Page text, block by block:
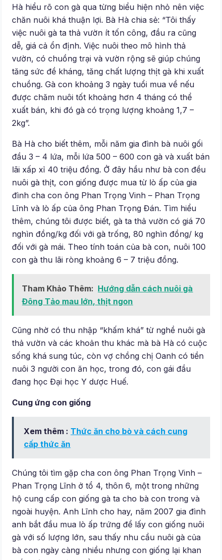
Hà hiểu rõ con gà qua từng biểu hiện nhỏ nên việc
chăn nuôi khá thuận lợi. Bà Hà chia sẻ: “Tôi thấy
việc nuôi gà ta thả vườn ít tốn công, đầu ra cũng
dễ, giá cả ổn định. Việc nuôi theo mô hình thả
vườn, có chuồng trại và vườn rộng sẽ giúp chúng
tăng sức đề kháng, tăng chất lượng thịt gà khi xuất
chuồng. Gà con khoảng 3 ngày tuổi mua về nếu
được chăm nuôi tốt khoảng hơn 4 tháng có thể
xuất bán, khi đó gà có trọng lượng khoảng 1,7 –
2kg”.
Bà Hà cho biết thêm, mỗi năm gia đình bà nuôi gối
đầu 3 – 4 lứa, mỗi lứa 500 – 600 con gà và xuất bán
lãi xấp xỉ 40 triệu đồng. Ở đây hầu như bà con đều
nuôi gà thịt, con giống được mua từ lò ấp của gia
đình cha con ông Phan Trọng Vinh – Phan Trọng
Lĩnh và lò ấp của ông Phan Trọng Đán. Tìm hiểu
thêm, chúng tôi được biết, gà ta thả vườn có giá 70
nghìn đồng/kg đối với gà trống, 80 nghìn đồng/ kg
đối với gà mái. Theo tính toán của bà con, nuôi 100
con gà thu lãi ròng khoảng 6 – 7 triệu đồng.
Tham Khảo Thêm: Hướng dẫn cách nuôi gà
Đông Tảo mau lớn, thịt ngon
Cũng nhờ có thu nhập “khấm khá” từ nghề nuôi gà
thả vườn và các khoản thu khác mà bà Hà có cuộc
sống khá sung túc, còn vợ chồng chị Oanh có tiền
nuôi 3 người con ăn học, trong đó, con gái đầu
đang học Đại học Y dược Huế.
Cung ứng con giống
Xem thêm : Thức ăn cho bò và cách cung
cấp thức ăn
Chúng tôi tìm gặp cha con ông Phan Trọng Vinh –
Phan Trọng Lĩnh ở tổ 4, thôn 6, một trong những
hộ cung cấp con giống gà ta cho bà con trong và
ngoài huyện. Anh Lĩnh cho hay, năm 2007 gia đình
anh bắt đầu mua lò ấp trứng để lấy con giống nuôi
gà với số lượng lớn, sau thấy nhu cầu nuôi gà của
bà con ngày càng nhiều nhưng con giống lại khan